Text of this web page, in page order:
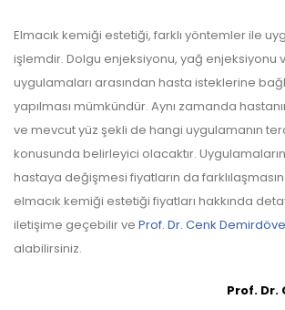
Elmacık kemiği estetiği, farklı yöntemler ile
işlemdir. Dolgu enjeksiyonu, yağ enjeksiyonu
uygulamaları arasından hasta isteklerine
yapılması mümkündür. Aynı zamanda
ve mevcut yüz şekli de hangi uygulamanın
konusunda belirleyici olacaktır.
hastaya değişmesi fiyatların da
elmacık kemiği estetiği fiyatları hakkında
iletişime geçebilir ve Prof. Dr. Cenk
alabilirsiniz.
Prof. Dr.